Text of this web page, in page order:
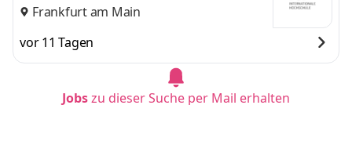
Frankfurt am Main
vor 11 Tagen
Jobszu dieser Suche per Mail erhalten